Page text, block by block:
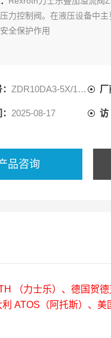
力控制阀。在液压设备中主
全保护作用
ZDR10DA3-5X/150Y 厂
2025-08-17 访
品咨询
（力士乐）、德国贺
ATOS（阿托斯）、